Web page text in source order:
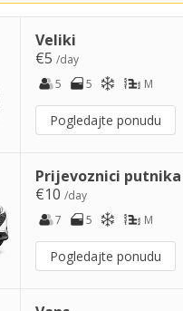
Veliki
€5 /day
5
5 M
Pogledajte ponudu
Prijevoznici putnika
€10 /day
7
5 M
Pogledajte ponudu